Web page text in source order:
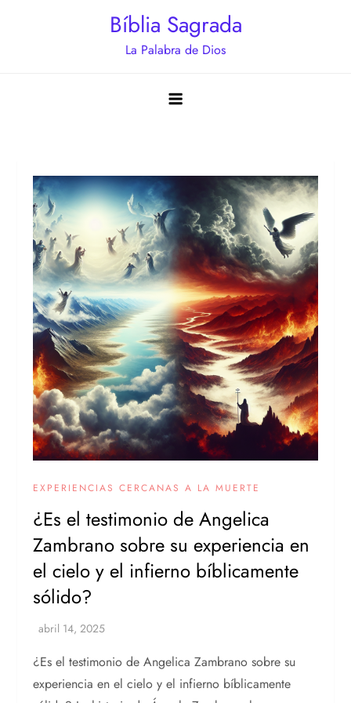
Bíblia Sagrada
La Palabra de Dios
EXPERIENCIAS CERCANAS A LA MUERTE
¿Es el testimonio de Angelica
Zambrano sobre su experiencia en
el cielo y el infierno bíblicamente
sólido?
¿Es el testimonio de Angelica Zambrano sobre su
experiencia en el cielo y el infierno bíblicamente